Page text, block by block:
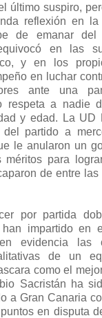
último suspiro,
reflexión en la
de emanar del
en las
y en los
en luchar
ante una
respeta a nadie
y edad. La UD
del partido a
le anularon un
méritos para
de entre
por partida
han impartido en
evidencia las
de un
como el
Sacristán ha
a Gran Canaria
en disputa